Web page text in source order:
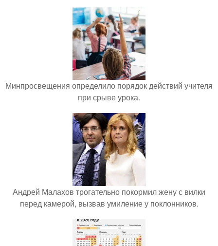
Минпросвещения определило порядок действий учителя
при срыве урока.
Андрей Малахов трогательно покормил жену с вилки
перед камерой, вызвав умиление у поклонников.